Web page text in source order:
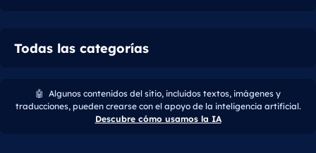
Todas las categorías
🤖 Algunos contenidos del sitio, incluidos textos, imágenes y
traducciones, pueden crearse con el apoyo de la inteligencia artificial.
Descubre cómo usamos la IA